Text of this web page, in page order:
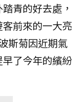
青的好去處，
前來的一大亮
斯菊因近期氣
了今年的繽紛